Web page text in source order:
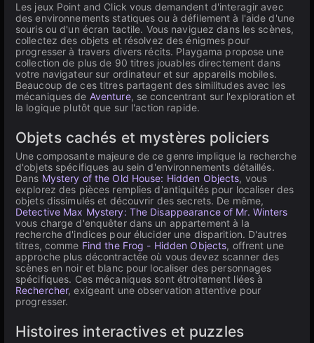
Les jeux Point and Click vous demandent d'interagir avec
des environnements statiques ou à défilement à l'aide d'une
souris ou d'un écran tactile. Vous naviguez dans les scènes,
collectez des objets et résolvez des énigmes pour
progresser à travers divers récits. Playgama propose une
collection de plus de 90 titres jouables directement dans
votre navigateur sur ordinateur et sur appareils mobiles.
Beaucoup de ces titres partagent des similitudes avec les
mécaniques de Aventure, se concentrant sur l'exploration et
la logique plutôt que sur l'action rapide.
Objets cachés et mystères policiers
Une composante majeure de ce genre implique la recherche
d'objets spécifiques au sein d'environnements détaillés.
Dans Mystery of the Old House: Hidden Objects, vous
explorez des pièces remplies d'antiquités pour localiser des
objets dissimulés et découvrir des secrets. De même,
Detective Max Mystery: The Disappearance of Mr. Winters
vous charge d'enquêter dans un appartement à la
recherche d'indices pour élucider une disparition. D'autres
titres, comme Find the Frog - Hidden Objects, offrent une
approche plus décontractée où vous devez scanner des
scènes en noir et blanc pour localiser des personnages
spécifiques. Ces mécaniques sont étroitement liées à
Rechercher, exigeant une observation attentive pour
progresser.
Histoires interactives et puzzles